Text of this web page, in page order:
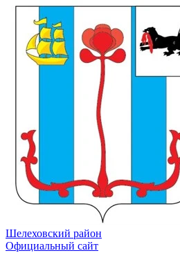
Шелеховский район
Официальный сайт